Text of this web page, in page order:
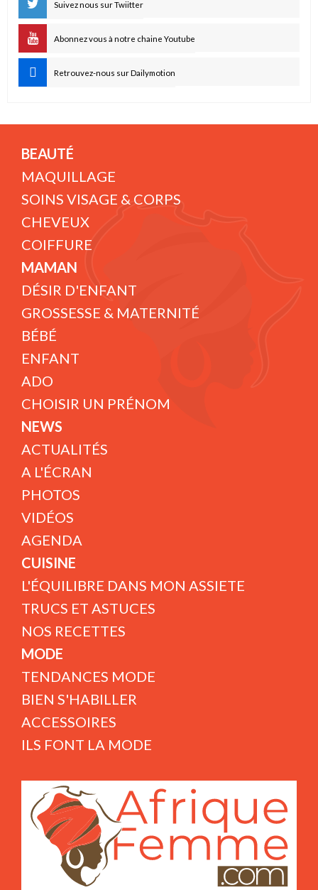
Suivez nous sur Twiitter
Abonnez vous à notre chaine Youtube
Retrouvez-nous sur Dailymotion
BEAUTÉ
MAQUILLAGE
SOINS VISAGE & CORPS
CHEVEUX
COIFFURE
MAMAN
DÉSIR D'ENFANT
GROSSESSE & MATERNITÉ
BÉBÉ
ENFANT
ADO
CHOISIR UN PRÉNOM
NEWS
ACTUALITÉS
A L'ÉCRAN
PHOTOS
VIDÉOS
AGENDA
CUISINE
L'ÉQUILIBRE DANS MON ASSIETE
TRUCS ET ASTUCES
NOS RECETTES
MODE
TENDANCES MODE
BIEN S'HABILLER
ACCESSOIRES
ILS FONT LA MODE